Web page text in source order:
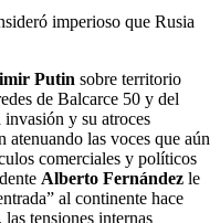
Putin sobre territorio
de Balcarce 50 y del
y su atroces
las voces que aún
comerciales y políticos
Alberto Fernández le
al continente hace
tensiones internas